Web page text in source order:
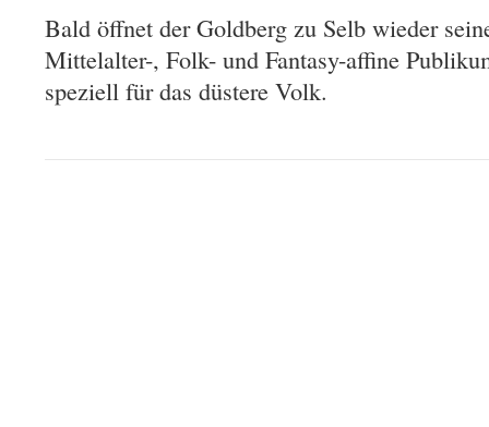
Bald öffnet der Goldberg zu Selb wieder
Mittelalter-, Folk- und Fantasy-affine
speziell für das düstere Volk.